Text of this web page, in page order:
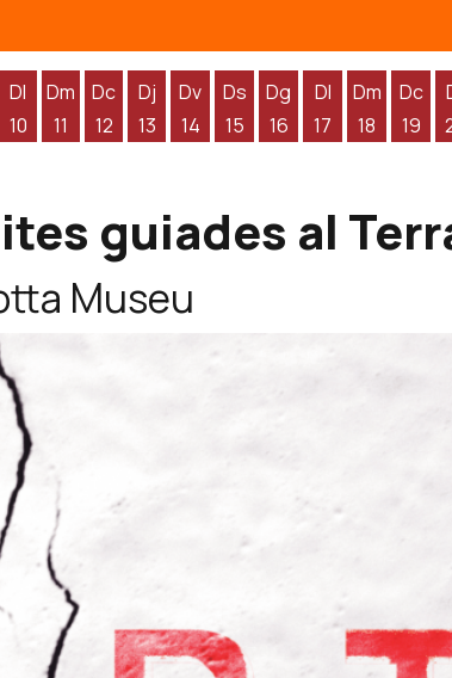
Dl
10
Dm
11
Dc
12
Dj
13
Dv
14
Ds
15
Dg
16
Dl
17
Dm
18
Dc
19
guiades al
Museu